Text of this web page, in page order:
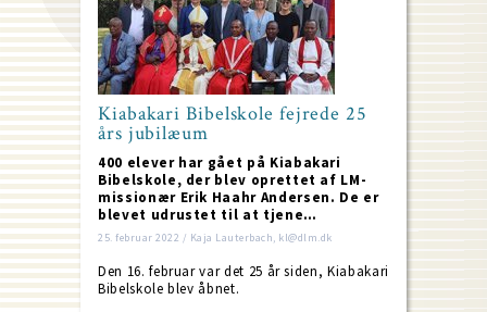
Kiabakari Bibelskole fejrede 25
års jubilæum
400 elever har gået på Kiabakari
Bibelskole, der blev oprettet af LM-
missionær Erik Haahr Andersen. De er
blevet udrustet til at tjene…
25. februar 2022 / Kaja Lauterbach, kl@dlm.dk
Den 16. februar var det 25 år siden, Kiabakari
Bibelskole blev åbnet.